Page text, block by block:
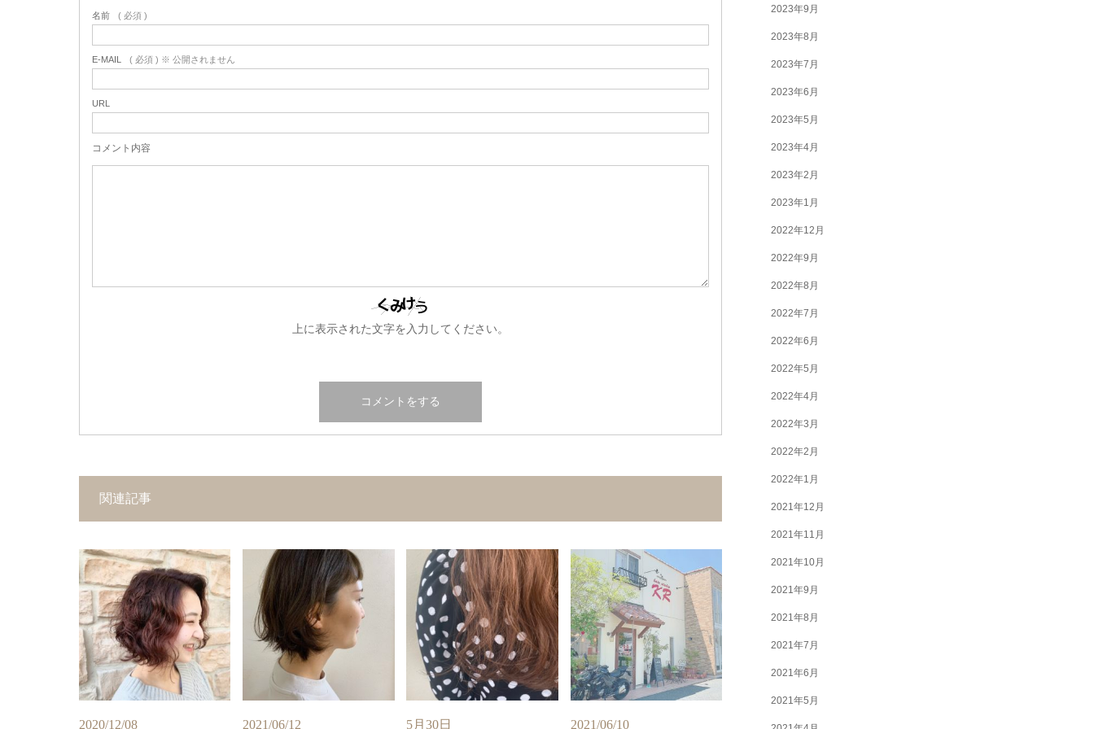
名前 ( 必須 )
E-MAIL ( 必須 ) ※ 公開されません
URL
コメント内容
上に表示された文字を入力してください。
関連記事
2020/12/08 2021/06/12 5月30日 2021/06/10
2023年9月
2023年8月
2023年7月
2023年6月
2023年5月
2023年4月
2023年2月
2023年1月
2022年12月
2022年9月
2022年8月
2022年7月
2022年6月
2022年5月
2022年4月
2022年3月
2022年2月
2022年1月
2021年12月
2021年11月
2021年10月
2021年9月
2021年8月
2021年7月
2021年6月
2021年5月